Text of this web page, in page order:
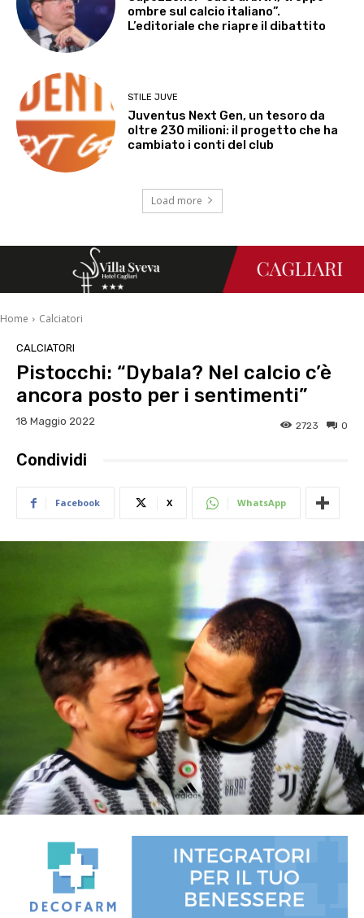
ombre sul calcio italiano”.
L’editoriale che riapre il dibattito
STILE JUVE
Juventus Next Gen, un tesoro da
oltre 230 milioni: il progetto che ha
cambiato i conti del club
Load more